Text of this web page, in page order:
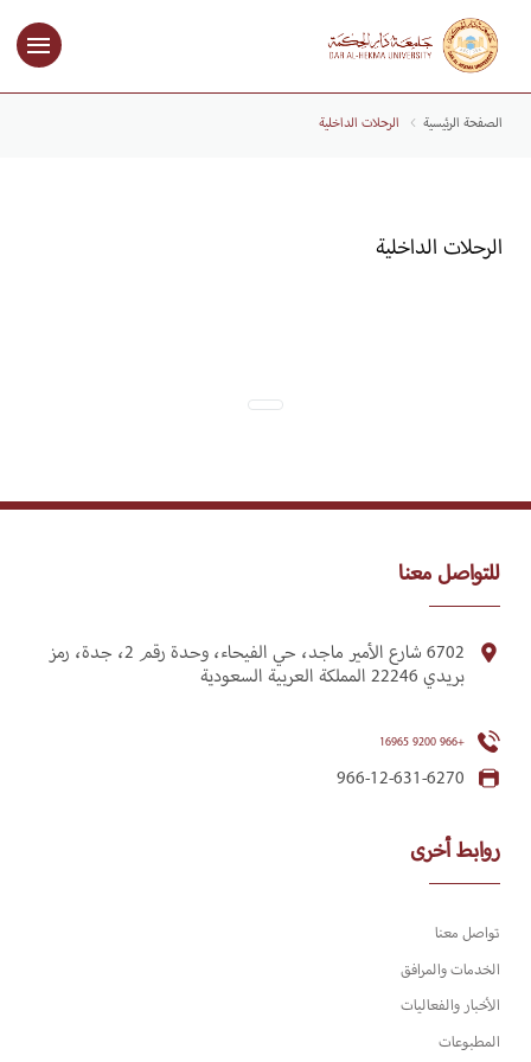
الصفحة الرئيسية الرحلات الداخلية
الرحلات الداخلية
للتواصل معنا
6702 شارع الأمير ماجد، حي الفيحاء، وحدة رقم 2، جدة، رمز
بريدي 22246 المملكة العربية السعودية
+966 9200 16965
966-12-631-6270
روابط أخرى
تواصل معنا
الخدمات والمرافق
الأخبار والفعاليات
المطبوعات